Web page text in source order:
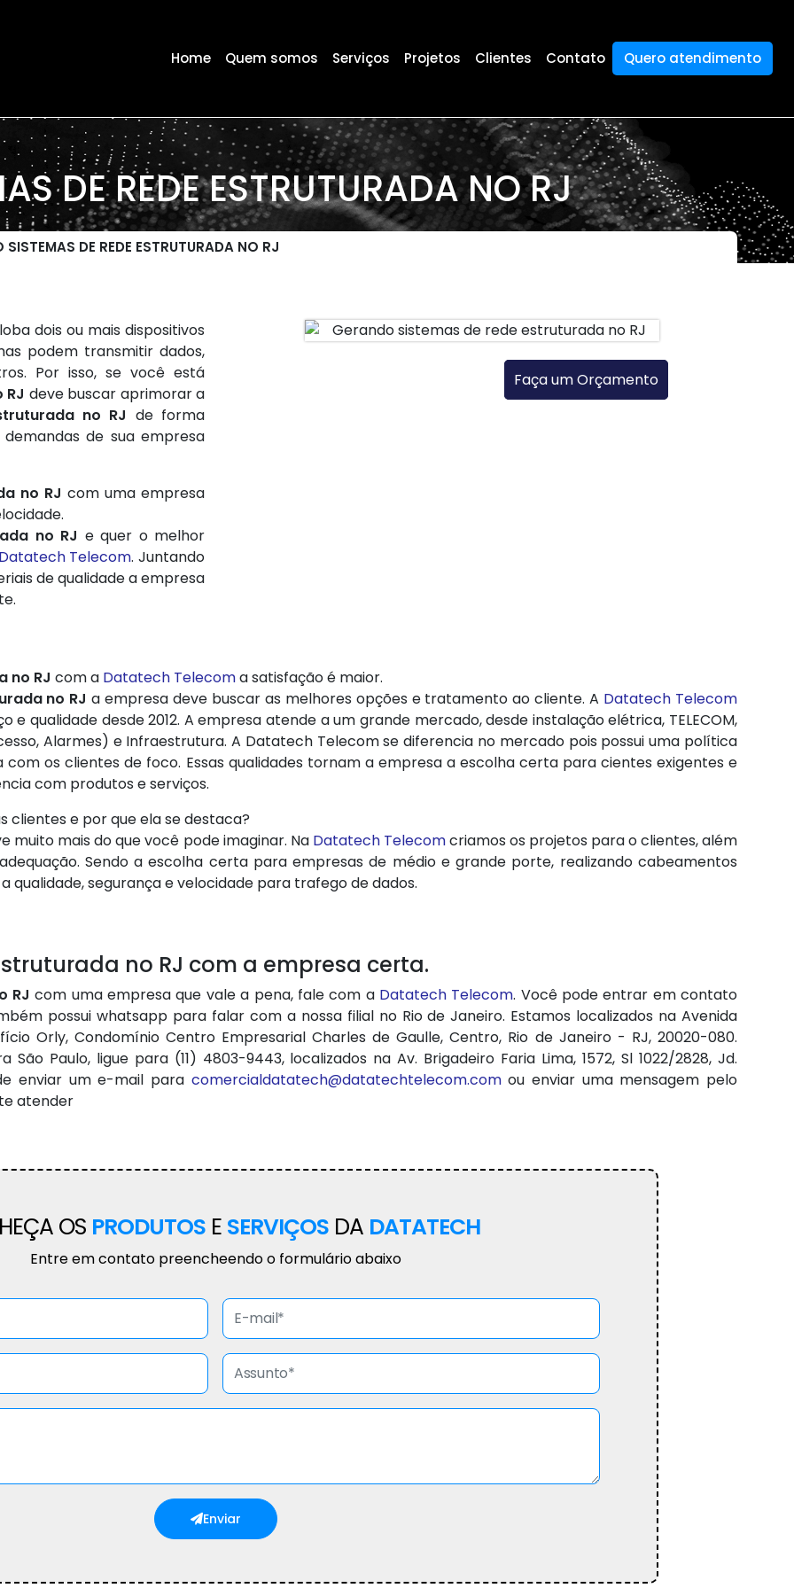
Home Quem somos Serviços Projetos Clientes Contato Quero atendimento
DE REDE ESTRUTURADA NO RJ
SISTEMAS DE REDE ESTRUTURADA NO RJ
dois ou mais dispositivos
podem transmitir dados,
Por isso, se você está
deve buscar aprimorar a
no RJ de forma
de sua empresa
no RJ com uma empresa
no RJ e quer o melhor
Telecom. Juntando
de qualidade a empresa
Faça um Orçamento
no RJ com a Datatech Telecoma satisfação é maior.
no RJ a empresa deve buscar as melhores opções e tratamento ao cliente. A Datatech Telecom
qualidade desde 2012. A empresa atende a um grande mercado, desde instalação elétrica, TELECOM,
Alarmes) e Infraestrutura. A Datatech Telecom se diferencia no mercado pois possui uma política
os clientes de foco. Essas qualidades tornam a empresa a escolha certa para cientes exigentes e
com produtos e serviços.
clientes e por que ela se destaca?
muito mais do que você pode imaginar. Na Datatech Telecomcriamos os projetos para o clientes, além
Sendo a escolha certa para empresas de médio e grande porte, realizando cabeamentos
qualidade, segurança e velocidade para trafego de dados.
no RJ com a empresa certa.
RJ com uma empresa que vale a pena, fale com a Datatech Telecom. Você pode entrar em contato
possui whatsapp para falar com a nossa filial no Rio de Janeiro. Estamos localizados na Avenida
Orly, Condomínio Centro Empresarial Charles de Gaulle, Centro, Rio de Janeiro - RJ, 20020-080.
Paulo, ligue para (11) 4803-9443, localizados na Av. Brigadeiro Faria Lima, 1572, Sl 1022/2828, Jd.
enviar um e-mail para comercialdatatech@datatechtelecom.comou enviar uma mensagem pelo
atender
OS PRODUTOSE SERVIÇOSDA DATATECH
Entre em contato preencheendo o formulário abaixo
Enviar